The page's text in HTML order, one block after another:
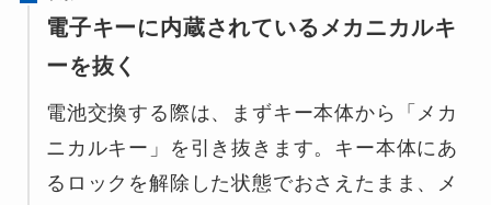
電子キーに内蔵されているメカニカルキ
ーを抜く
電池交換する際は、まずキー本体から「メカ
ニカルキー」を引き抜きます。キー本体にあ
るロックを解除した状態でおさえたまま、メ